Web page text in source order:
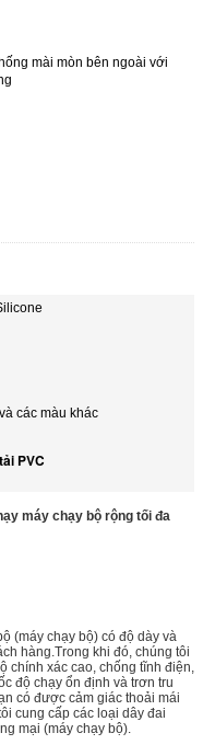
mài mòn bên ngoài với
các màu khác
PVC
máy chạy bộ rộng tối đa
(máy chạy bộ) có độ dày và
hàng.Trong khi đó, chúng tôi
chính xác cao, chống tĩnh điện,
độ chạy ổn định và trơn tru
có được cảm giác thoải mái
cung cấp các loại dây đai
mại (máy chạy bộ).